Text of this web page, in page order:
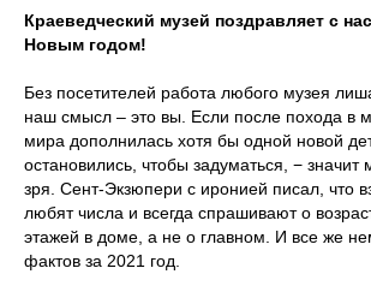
Краеведческий музей поздравляет с
Новым годом!
Без посетителей работа любого музея
наш смысл – это вы. Если после похода в
мира дополнилась хотя бы одной новой
остановились, чтобы задуматься, −
зря. Сент-Экзюпери с иронией писал, что
любят числа и всегда спрашивают о
этажей в доме, а не о главном. И все же
фактов за 2021 год.